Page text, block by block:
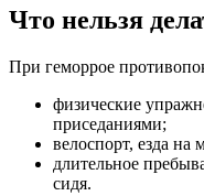
Что нельзя
При геморрое
физические
приседаниями;
велоспорт, езда на
длительное
сидя.